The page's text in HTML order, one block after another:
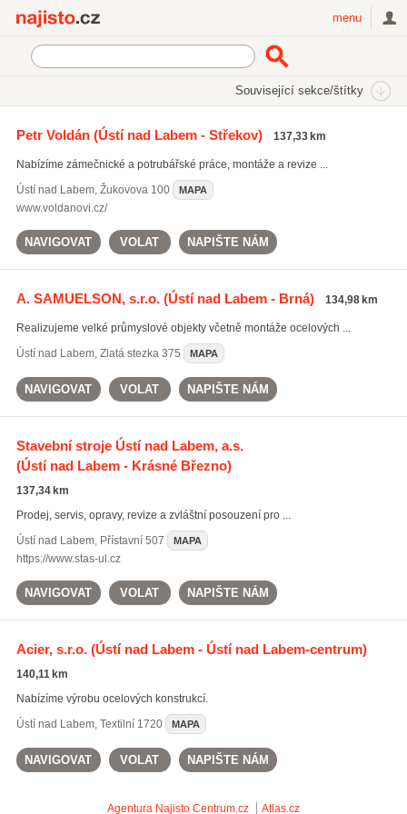
menu
Související sekce/štítky
Bydlení
Petr Voldán(Ústí nad Labem - Střekov) 137,33 km
Nabízíme zámečnické a potrubářské práce, montáže a revize ...
Ústí nad Labem, Žukovova 100 MAPA
www.voldanovi.cz/
NAVIGOVAT VOLAT NAPIŠTE NÁM
A. SAMUELSON, s.r.o.(Ústí nad Labem - Brná) 134,98 km
Realizujeme velké průmyslové objekty včetně montáže ocelových ...
Ústí nad Labem, Zlatá stezka 375 MAPA
NAVIGOVAT VOLAT NAPIŠTE NÁM
Stavební stroje Ústí nad Labem, a.s.
(Ústí nad Labem - Krásné Březno)
137,34 km
Prodej, servis, opravy, revize a zvláštní posouzení pro ...
Ústí nad Labem, Přístavní 507 MAPA
https://www.stas-ul.cz
NAVIGOVAT VOLAT NAPIŠTE NÁM
Acier, s.r.o.(Ústí nad Labem - Ústí nad Labem-centrum)
140,11 km
Nabízíme výrobu ocelových konstrukcí.
Ústí nad Labem, Textilní 1720 MAPA
NAVIGOVAT VOLAT NAPIŠTE NÁM
Agentura Najisto Centrum.cz Atlas.cz